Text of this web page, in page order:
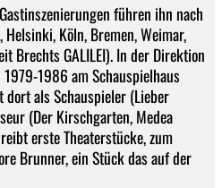
führen ihn nach
Köln, Bremen, Weimar,
Brechts GALILEI). In der Direktion
1986 am Schauspielhaus
dort als Schauspieler (Lieber
(Der Kirschgarten, Medea
erste Theaterstücke, zum
Brunner, ein Stück das auf der